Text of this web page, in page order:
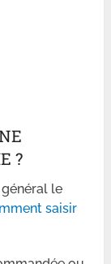
?
le
saisir